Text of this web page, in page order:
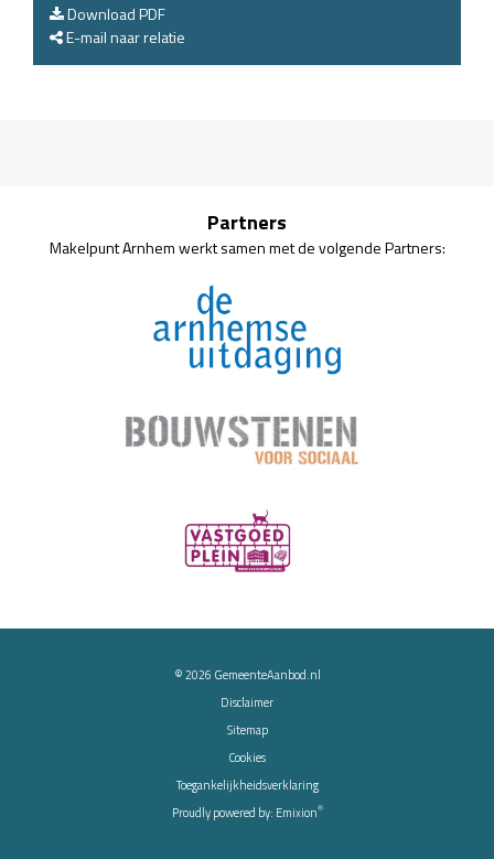
Download PDF
E-mail naar relatie
Partners
Makelpunt Arnhem werkt samen met de volgende Partners:
© 2026 GemeenteAanbod.nl
Disclaimer
Sitemap
Cookies
Toegankelijkheidsverklaring
Proudly powered by: Emixion®